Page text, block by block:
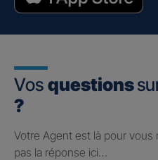
Vos questions
?
Votre Agent est là pour
pas la réponse ici…